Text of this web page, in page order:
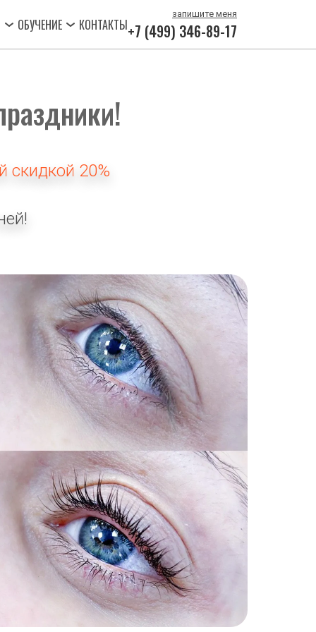
ОБУЧЕНИЕ КОНТАКТЫ
запишите меня
+7 (499) 346-89-17
скидкой 20%